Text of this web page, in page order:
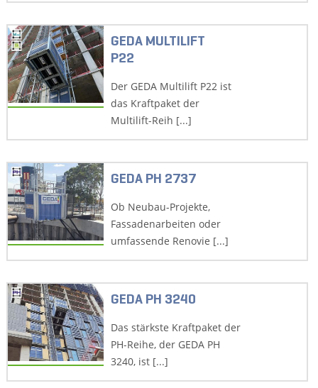
GEDA MULTILIFT
P22
Der GEDA Multilift P22 ist
das Kraftpaket der
Multilift-Reih [...]
GEDA PH 2737
Ob Neubau-Projekte,
Fassadenarbeiten oder
umfassende Renovie [...]
GEDA PH 3240
Das stärkste Kraftpaket der
PH-Reihe, der GEDA PH
3240, ist [...]